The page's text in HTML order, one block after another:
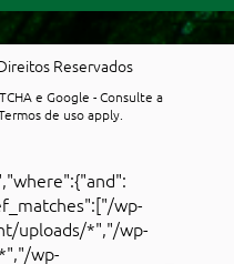
Reservados
e Google - Consulte a
de usoapply.
wp-
uploads/*","/wp-
wp-